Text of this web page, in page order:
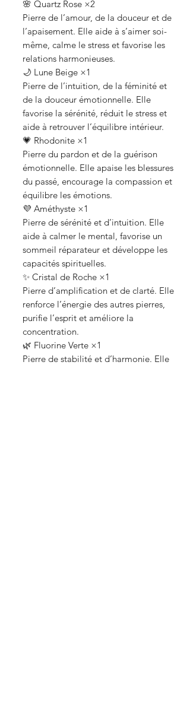
🌸 Quartz Rose ×2
Pierre de l’amour, de la douceur et de
l’apaisement. Elle aide à s’aimer soi-
même, calme le stress et favorise les
relations harmonieuses.
🌙 Lune Beige ×1
Pierre de l’intuition, de la féminité et
de la douceur émotionnelle. Elle
favorise la sérénité, réduit le stress et
aide à retrouver l’équilibre intérieur.
💗 Rhodonite ×1
Pierre du pardon et de la guérison
émotionnelle. Elle apaise les blessures
du passé, encourage la compassion et
équilibre les émotions.
💜 Améthyste ×1
Pierre de sérénité et d’intuition. Elle
aide à calmer le mental, favorise un
sommeil réparateur et développe les
capacités spirituelles.
✨ Cristal de Roche ×1
Pierre d’amplification et de clarté. Elle
renforce l’énergie des autres pierres,
purifie l’esprit et améliore la
concentration.
🌿 Fluorine Verte ×1
Pierre de stabilité et d’harmonie. Elle